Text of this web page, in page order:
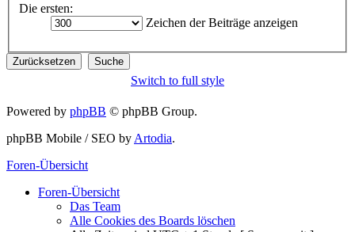
Die ersten:
Zeichen der Beiträge anzeigen
Switch to full style
Powered by phpBB © phpBB Group.
phpBB Mobile / SEO by Artodia.
Foren-Übersicht
Foren-Übersicht
Das Team
Alle Cookies des Boards löschen